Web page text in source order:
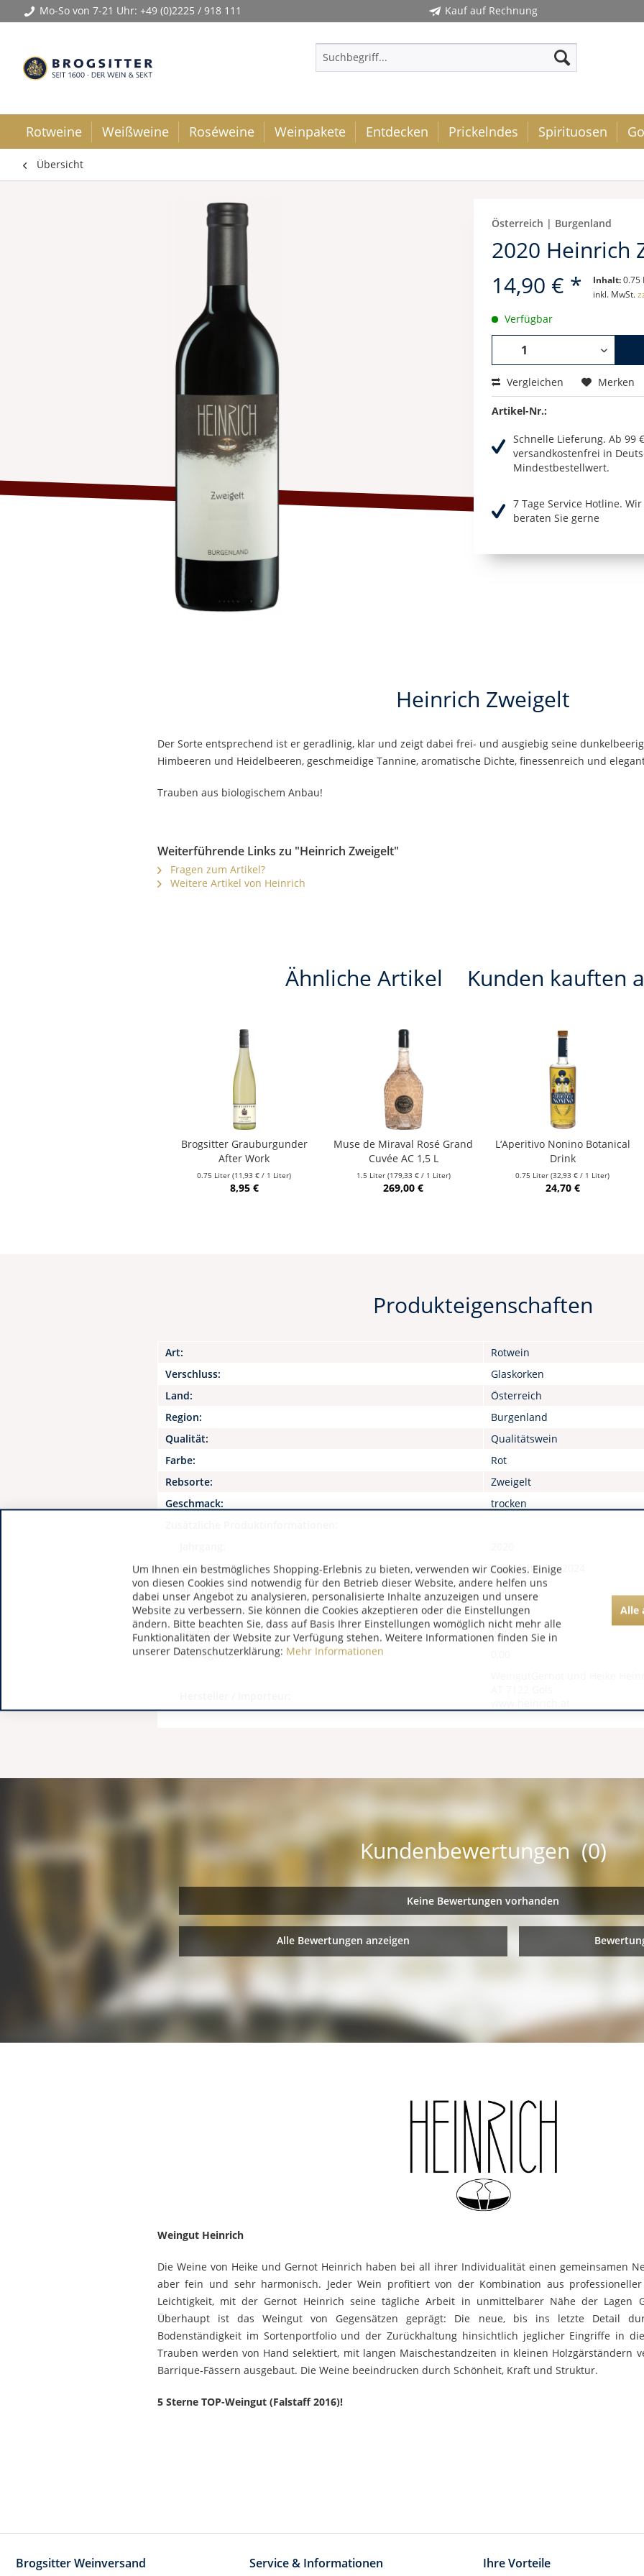
Mo-So von 7-21 Uhr: +49 (0)2225 / 918 111 Kauf auf Rechnung
Rotweine Weißweine Roséweine Weinpakete Entdecken Prickelndes Spirituosen
Übersicht
Österreich | Burgenland
2020 Heinrich
14,90 € *
Inhalt:0.75
inkl. MwSt.
Verfügbar
Vergleichen Merken
Artikel-Nr.:
Schnelle Lieferung. Ab 99 €
versandkostenfrei in
Mindestbestellwert.
7 Tage Service Hotline.
beraten Sie gerne
Heinrich Zweigelt
Der Sorte entsprechend ist er geradlinig, klar und zeigt dabei frei- und ausgiebig seine
Himbeeren und Heidelbeeren, geschmeidige Tannine, aromatische Dichte, finessenreich und
Trauben aus biologischem Anbau!
Weiterführende Links zu "Heinrich Zweigelt"
Fragen zum Artikel?
Weitere Artikel von Heinrich
Ähnliche Artikel Kunden kauften
Brogsitter Grauburgunder
After Work
0.75 Liter(11,93 € / 1 Liter)
8,95 €
Muse de Miraval Rosé Grand
Cuvée AC 1,5 L
1.5 Liter (179,33 € / 1 Liter)
269,00 €
L‘Aperitivo Nonino Botanical
Drink
0.75 Liter(32,93 € / 1 Liter)
24,70 €
Produkteigenschaften
Art:
Rotwein
Verschluss:
Glaskorken
Land:
Österreich
Region:
Burgenland
Qualität:
Qualitätswein
Farbe:
Rot
Rebsorte:
Zweigelt
Geschmack:
trocken
Lagerfähigkeit:
Lagerfähig bis 2024
Alkoholgehalt:
0,00
Art / Bezeichnung:
580
Restzucker:
0,00
Säuregehalt:
Kundenbewertungen (0)
Keine Bewertungen vorhanden
Alle Bewertungen anzeigen
Weingut Heinrich
Die Weine von Heike und Gernot Heinrich haben bei all ihrer Individualität einen gemeinsamen
aber fein und sehr harmonisch. Jeder Wein profitiert von der Kombination aus
Leichtigkeit, mit der Gernot Heinrich seine tägliche Arbeit in unmittelbarer Nähe der Lagen
Überhaupt ist das Weingut von Gegensätzen geprägt: Die neue, bis ins letzte Detail
Bodenständigkeit im Sortenportfolio und der Zurückhaltung hinsichtlich jeglicher Eingriffe in
Trauben werden von Hand selektiert, mit langen Maischestandzeiten in kleinen Holzgärständern
Barrique-Fässern ausgebaut. Die Weine beeindrucken durch Schönheit, Kraft und Struktur.
5 Sterne TOP-Weingut (Falstaff 2016)!
Brogsitter Weinversand Service & Informationen Ihre Vorteile
Um Ihnen ein bestmögliches Shopping-Erlebnis zu bieten, verwenden wir Cookies. Einige
von diesen Cookies sind notwendig für den Betrieb dieser Website, andere helfen uns
dabei unser Angebot zu analysieren, personalisierte Inhalte anzuzeigen und unsere
Website zu verbessern. Sie können die Cookies akzeptieren oder die Einstellungen
ändern. Bitte beachten Sie, dass auf Basis Ihrer Einstellungen womöglich nicht mehr alle
Funktionalitäten der Website zur Verfügung stehen. Weitere Informationen finden Sie in
unserer Datenschutzerklärung: Mehr Informationen
Alle